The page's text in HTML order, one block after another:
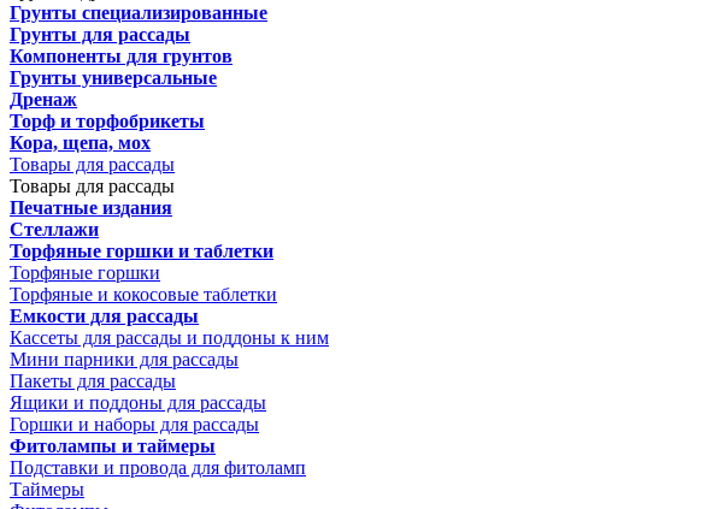
Грунты специализированные
Грунты для рассады
Компоненты для грунтов
Грунты универсальные
Дренаж
Торф и торфобрикеты
Кора, щепа, мох
Товары для рассады
Товары для рассады
Печатные издания
Стеллажи
Торфяные горшки и таблетки
Торфяные горшки
Торфяные и кокосовые таблетки
Емкости для рассады
Кассеты для рассады и поддоны к ним
Мини парники для рассады
Пакеты для рассады
Ящики и поддоны для рассады
Горшки и наборы для рассады
Фитолампы и таймеры
Подставки и провода для фитоламп
Таймеры